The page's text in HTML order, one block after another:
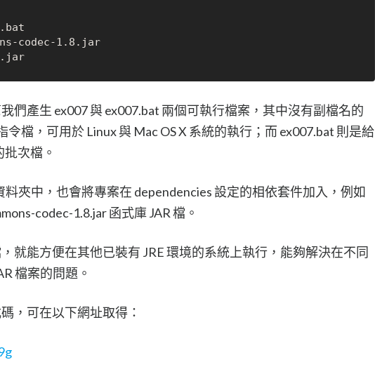
codec-1.8.jar
ex007/lib/ex007.jar
們產生 ex007 與 ex007.bat 兩個可執行檔案，其中沒有副檔名的
令檔，可用於 Linux 與 Mac OS X 系統的執行；而 ex007.bat 則是給
次檔。
料夾中，也會將專案在 dependencies 設定的相依套件加入，例如
codec-1.8.jar 函式庫 JAR 檔。
就能方便在其他已裝有 JRE 環境的系統上執行，能夠解決在不同
檔案的問題。
，可在以下網址取得：